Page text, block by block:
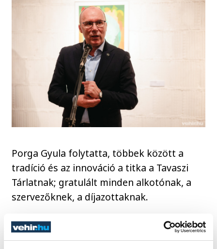
Porga Gyula folytatta, többek között a
tradíció és az innováció a titka a Tavaszi
Tárlatnak; gratulált minden alkotónak, a
szervezőknek, a díjazottaknak.